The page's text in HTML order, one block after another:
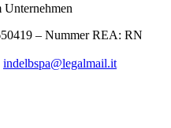
– Nummer REA: RN
indelbspa@legalmail.it